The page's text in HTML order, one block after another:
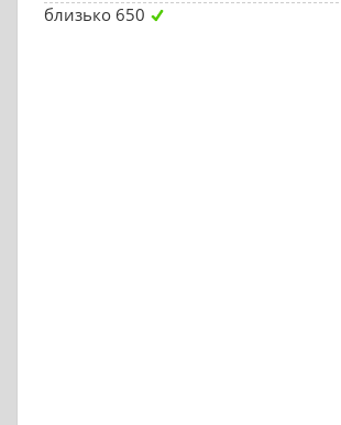
близько 650